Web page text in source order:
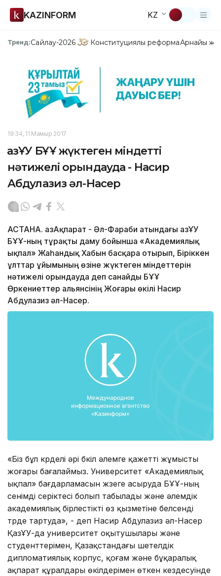
KAZINFORM KZ
Тренд:Сайлау-2026 Конституциялық реформаАрнайы
19:34, 11 Мамыр 2017
ҚазҰУ БҰҰ жүктеген міндетті
нәтижелі орындауда - Насир
Абдулазиз әл-Насер
АСТАНА. ҚазАқпарат - Әл-Фараби атындағы ҚазҰУ
БҰҰ-ның тұрақты даму бойынша «Академиялық
ықпал» Жаһандық Хабын бас­қара отырып, Біріккен
ұлттар ұйы­мының өзіне жүктеген міндеттерін
нәтижелі орындауда деп санайды БҰҰ
Өркениеттер альянсінің Жоғары өкілі Насир
Абдулазиз әл-Насер.
«Біз бұл күрделі әрі бүкіл әлемге қажетті жұмысты
жоғары бағалаймыз. Университет «Академиялық
ықпал» бағдарламасын жүзеге асыруда БҰҰ-ның
сенімді серіктесі болып табылады және әлемдік
академиялық бірлестікті өз қызметіне белсенді
түрде тартуда», - деп Насир Абдулазиз әл-Насер
ҚазҰУ-да университет оқытушылары және
студенттерімен, Қазақстандағы шетелдік
дипломатиялық корпус, қоғам және бұқаралық
ақпарат құралдары өкілдерімен өткен кездесуінде